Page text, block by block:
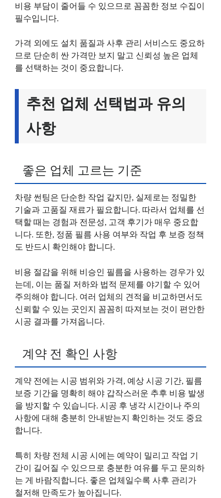
비용 부담이 줄어들 수 있으므로 꼼꼼한 정보 수집이
필수입니다.
가격 외에도 설치 품질과 사후 관리 서비스도 중요하
므로 단순히 싼 가격만 보지 말고 신뢰성 높은 업체
를 선택하는 것이 중요합니다.
추천 업체 선택법과 유의
사항
좋은 업체 고르는 기준
차량 썬팅은 단순한 작업 같지만, 실제로는 정밀한
기술과 고품질 재료가 필요합니다. 따라서 업체를 선
택할 때는 경험과 전문성, 고객 후기가 매우 중요합
니다. 또한, 정품 필름 사용 여부와 작업 후 보증 정책
도 반드시 확인해야 합니다.
비용 절감을 위해 비승인 필름을 사용하는 경우가 있
는데, 이는 품질 저하와 법적 문제를 야기할 수 있어
주의해야 합니다. 여러 업체의 견적을 비교하면서도
신뢰할 수 있는 곳인지 꼼꼼히 따져보는 것이 편안한
시공 결과를 가져옵니다.
계약 전 확인 사항
계약 전에는 시공 범위와 가격, 예상 시공 기간, 필름
보증 기간을 명확히 해야 갑작스러운 추후 비용 발생
을 방지할 수 있습니다. 시공 후 냉각 시간이나 주의
사항에 대해 충분히 안내받는지 확인하는 것도 중요
합니다.
특히 차량 전체 시공 시에는 예약이 밀리고 작업 기
간이 길어질 수 있으므로 충분한 여유를 두고 문의하
는 게 바람직합니다. 좋은 업체일수록 사후 관리가
철저해 만족도가 높아집니다.